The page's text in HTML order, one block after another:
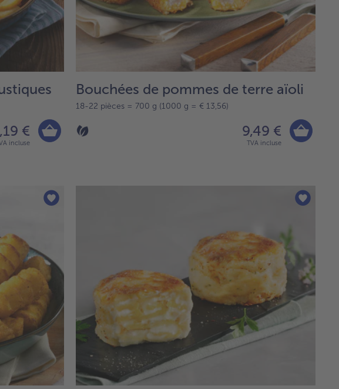
€
incluse
Bouchées de pommes de terre aïoli
18-22 pièces = 700 g (1000 g = € 13,56)
9,49 €
TVA incluse